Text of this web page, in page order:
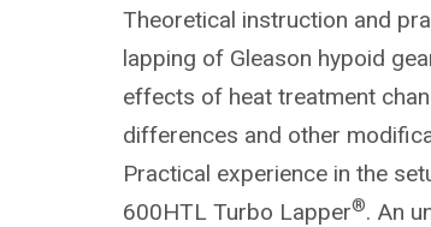
Theoretical instruction and
lapping of Gleason hypoid
effects of heat treatment
differences and other
Practical experience in the
600HTL Turbo Lapper®. An